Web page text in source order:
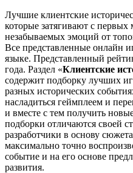
Лучшие клиентские
которые затягивают с
незабываемых эмоций от
Все представленные онлайн
языке. Представленный
года. Раздел «Клиентские
содержит подборку лучших
разных исторических
насладиться геймплеем и
и вместе с тем получить
подборки отличаются своей
разработчики в основу
максимально точно
событие и на его основе
развития.